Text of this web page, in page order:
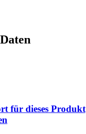
für dieses Produkt